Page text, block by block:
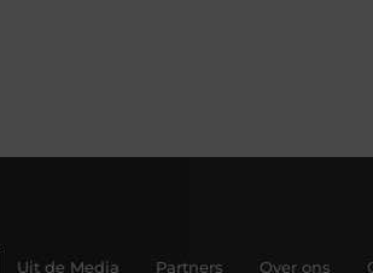
Uit de Media Partners Over ons